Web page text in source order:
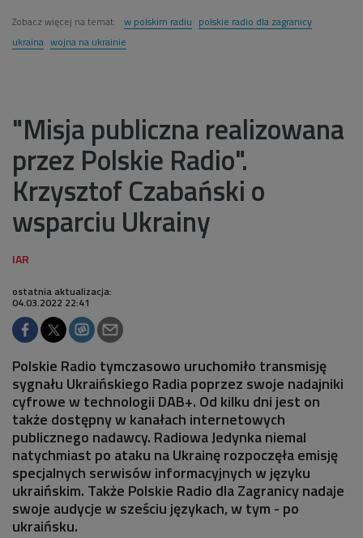
Zobacz więcej na temat: w polskim radiu polskie radio dla zagranicy
ukraina wojna na ukrainie
"Misja publiczna realizowana
przez Polskie Radio".
Krzysztof Czabański o
wsparciu Ukrainy
ostatnia aktualizacja:
04.03.2022 22:41
Polskie Radio tymczasowo uruchomiło transmisję
sygnału Ukraińskiego Radia poprzez swoje nadajniki
cyfrowe w technologii DAB+. Od kilku dni jest on
także dostępny w kanałach internetowych
publicznego nadawcy. Radiowa Jedynka niemal
natychmiast po ataku na Ukrainę rozpoczęła emisję
specjalnych serwisów informacyjnych w języku
ukraińskim. Także Polskie Radio dla Zagranicy nadaje
swoje audycje w sześciu językach, w tym - po
ukraińsku.